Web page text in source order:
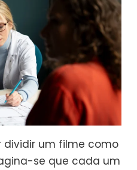
dividir um filme como
se que cada um